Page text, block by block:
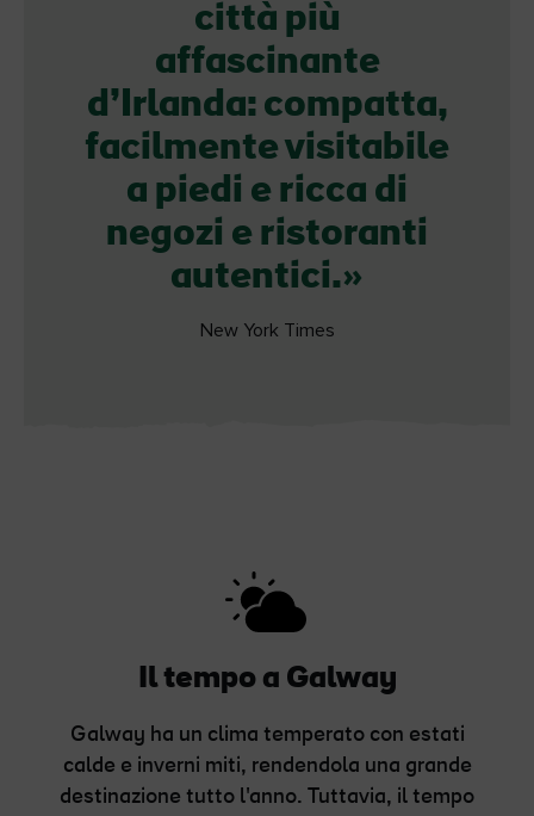
città più
affascinante
d’Irlanda: compatta,
facilmente visitabile
a piedi e ricca di
negozi e ristoranti
autentici.
New York Times
Il tempo a Galway
Galway ha un clima temperato con estati
calde e inverni miti, rendendola una grande
destinazione tutto l'anno. Tuttavia, il tempo